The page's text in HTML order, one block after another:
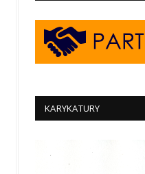
KARYKATURY